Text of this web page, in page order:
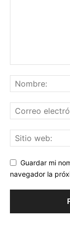
Guardar mi
navegador la